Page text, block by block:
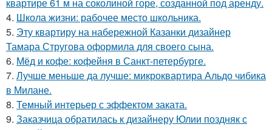
квартире 61 м на соколиной горе, созданной под аренду.
4. Школа жизни: рабочее место школьника.
5. Эту квартиру на набережной Казанки дизайнер
Тамара Стругова оформила для своего сына.
6. Мёд и кофе: кофейня в Санкт-петербурге.
7. Лучше меньше да лучше: микроквартира Альдо чибика
в Милане.
8. Темный интерьер с эффектом заката.
9. Заказчица обратилась к дизайнеру Юлии поздняк с